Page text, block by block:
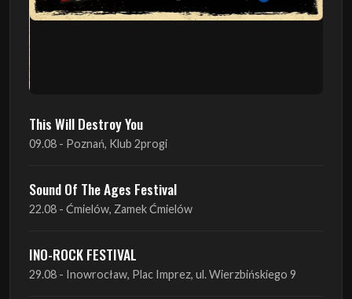
This Will Destroy You
09.08 - Poznań, Klub 2progi
Sound Of The Ages Festival
22.08 - Ćmielów, Zamek Ćmielów
INO-ROCK FESTIVAL
29.08 - Inowrocław, Plac Imprez, ul. Wierzbińskiego 9
ProgRockFest 2026